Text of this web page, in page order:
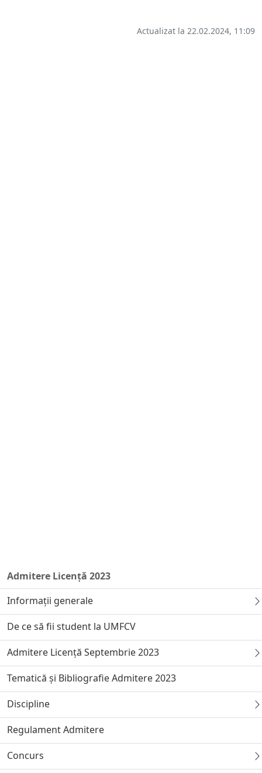
Admitere Licență 2023
Informații generale
De ce să fii student la UMFCV
Admitere Licență Septembrie 2023
Tematică și Bibliografie Admitere 2023
Discipline
Regulament Admitere
Concurs
Actualizat la 22.02.2024, 11:09